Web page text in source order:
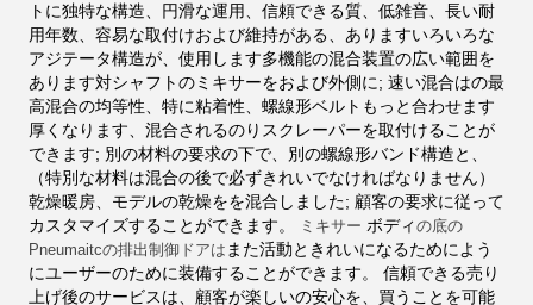
トに独特な構造、円滑な運用、信頼できる質、低雑音、長い耐
用年数、容易な取付けおよび維持がある、ありますいろいろな
アジテータ構造が、使用します多機能の混合装置の広い範囲を
あります対シャフトのミキサーをおよび外側に; 速い混合はの最
高混合の均等性、特に粘着性、螺線形ベルトもっと合わせます
厚くなります、混合されるのりスクレーパーを取付けることが
できます; 別の材料の要求の下で、別の螺線形バンド構造と、
（特別な材料は混合の後で必ずきれいでなければなりません）
乾燥暖房、モデルの乾燥をを混合しました; 顧客の要求に従って
カスタマイズすることができます。
ミキサー ボディ の底の
Pneumaitcの排出制御ドアは また活動ときれいになるためによう
にユーザーのために装備することができます。
信頼できる売り
上げ後のサービスは、顧客が楽しいの安心を、買うことを可能